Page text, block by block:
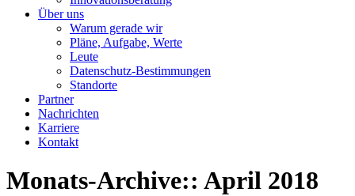
Über uns
Warum gerade wir
Pläne, Aufgabe, Werte
Leute
Datenschutz-Bestimmungen
Standorte
Partner
Nachrichten
Karriere
Kontakt
Monats-Archive:: April 2018